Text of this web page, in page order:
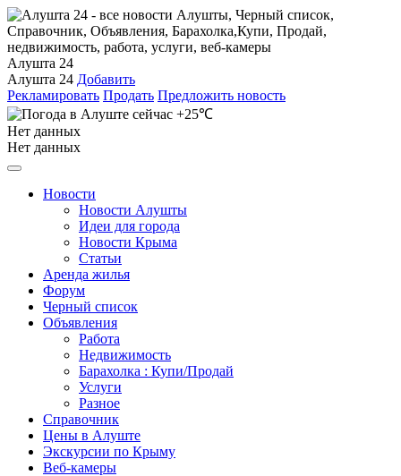
Алушта 24
Алушта 24 Добавить
Рекламировать Продать Предложить новость
+25℃
Нет данных
Нет данных
Новости
Новости Алушты
Идеи для города
Новости Крыма
Статьи
Аренда жилья
Форум
Черный список
Объявления
Работа
Недвижимость
Барахолка : Купи/Продай
Услуги
Разное
Справочник
Цены в Алуште
Экскурсии по Крыму
Веб-камеры